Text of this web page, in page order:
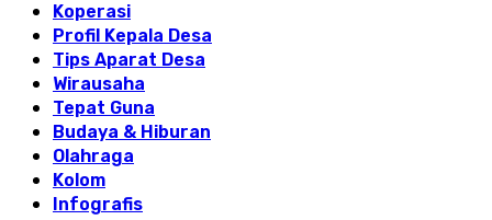
Koperasi
Profil Kepala Desa
Tips Aparat Desa
Wirausaha
Tepat Guna
Budaya & Hiburan
Olahraga
Kolom
Infografis